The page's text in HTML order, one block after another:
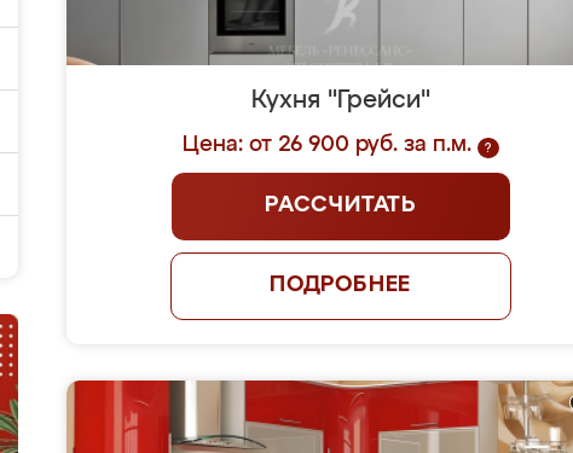
Кухня "Грейси"
Цена: от 26 900 руб. за п.м. ?
РАССЧИТАТЬ
ПОДРОБНЕЕ